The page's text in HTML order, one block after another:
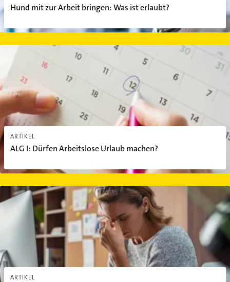
Hund mit zur Arbeit bringen: Was ist erlaubt?
ARTIKEL
ALG I: Dürfen Arbeitslose Urlaub machen?
ALG I: Dürfen Arbeitslose Urlaub machen?
ARTIKEL
Job-Perspektiven: Ist der direkte Wechsel zur Konkurrenz erlaubt?